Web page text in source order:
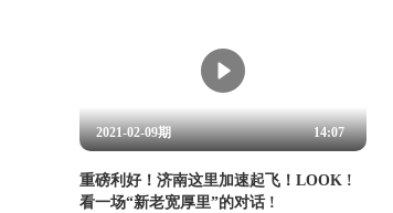
2021-02-09期 14:07
重磅利好！济南这里加速起飞！LOOK !
看一场“新老宽厚里”的对话 !